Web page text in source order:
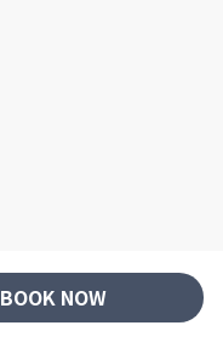
BOOK NOW